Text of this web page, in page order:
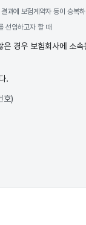
과에 보험계약자 등이 승복
선임하고자 할 때
경우 보험회사에 소
.
호)